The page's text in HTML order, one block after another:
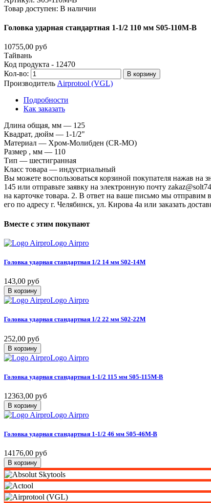
Товар доступен: В наличии
Головка ударная стандартная 1-1/2 110 мм S05-110M-B
10755,00 руб
Тайвань
Код продукта - 12470
Кол-во:
В корзину
Производитель Airprotool (VGL)
Подробности
Как заказать
Длина общая, мм — 125
Квадрат, дюйм — 1-1/2"
Материал — Хром-Молибден (CR-MO)
Размер , мм — 110
Тип — шестигранная
Класс товара — индустриальный
Вы можете воспользоваться корзиной покупателя нажав на
145 или отправьте заявку на электронную почту
на карточке товара. 2. В ответ на ваше письмо мы отправим
его по адресу г. Челябинск, ул. Кирова 4а или заказать
Вместе с этим покупают
Logo Airpro
Головка ударная стандартная 1/2 14 мм S02-14M
143,00 руб
В корзину
Logo Airpro
Головка ударная стандартная 1/2 22 мм S02-22M
252,00 руб
В корзину
Logo Airpro
Головка ударная стандартная 1-1/2 115 мм S05-115M-B
12363,00 руб
В корзину
Logo Airpro
Головка ударная стандартная 1-1/2 46 мм S05-46M-B
14176,00 руб
В корзину